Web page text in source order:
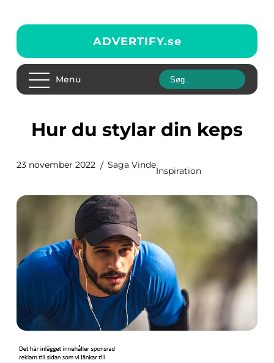
ADVERTIFY.se
Menu
Hur du stylar din keps
23 november 2022 Saga Vinde
Inspiration